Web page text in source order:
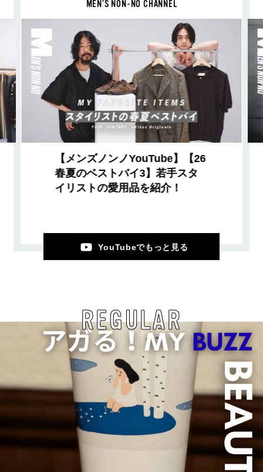
MEN’S NON-NO CHANNEL
【メンズノンノYouTube】【26
春夏のベストバイ3】若手スタ
イリストの愛用品を紹介！
YouTubeでもっと見る
REGULAR